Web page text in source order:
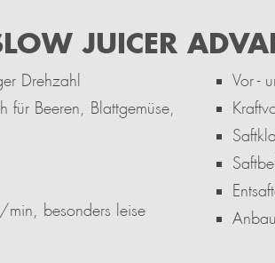
JUICER
Drehzahl
für Beeren, Blattgemüse,
besonders leise
Vor -